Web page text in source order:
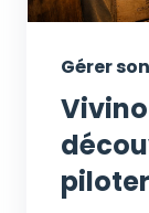
Gérer
Vivino